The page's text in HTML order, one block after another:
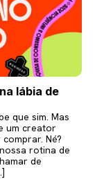
lábia de
que sim. Mas
um creator
Né?
rotina de
de